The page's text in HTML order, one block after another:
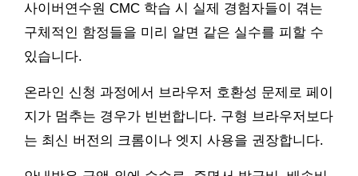
사이버연수원 CMC 학습 시 실제 경험자들이 겪는
구체적인 함정들을 미리 알면 같은 실수를 피할 수
있습니다.
온라인 신청 과정에서 브라우저 호환성 문제로 페이
지가 멈추는 경우가 빈번합니다. 구형 브라우저보다
는 최신 버전의 크롬이나 엣지 사용을 권장합니다.